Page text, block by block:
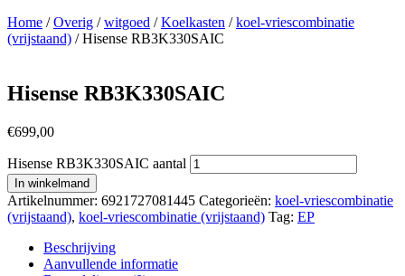
Home /Overig /witgoed /Koelkasten /koel-vriescombinatie
(vrijstaand) / Hisense RB3K330SAIC
Hisense RB3K330SAIC
€699,00
Hisense RB3K330SAIC aantal
In winkelmand
Artikelnummer: 6921727081445 Categorieën: koel-vriescombinatie
(vrijstaand), koel-vriescombinatie (vrijstaand) Tag: EP
Beschrijving
Aanvullende informatie